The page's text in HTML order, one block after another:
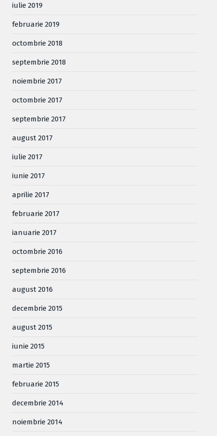
iulie 2019
februarie 2019
octombrie 2018
septembrie 2018
noiembrie 2017
octombrie 2017
septembrie 2017
august 2017
iulie 2017
iunie 2017
aprilie 2017
februarie 2017
ianuarie 2017
octombrie 2016
septembrie 2016
august 2016
decembrie 2015
august 2015
iunie 2015
martie 2015
februarie 2015
decembrie 2014
noiembrie 2014